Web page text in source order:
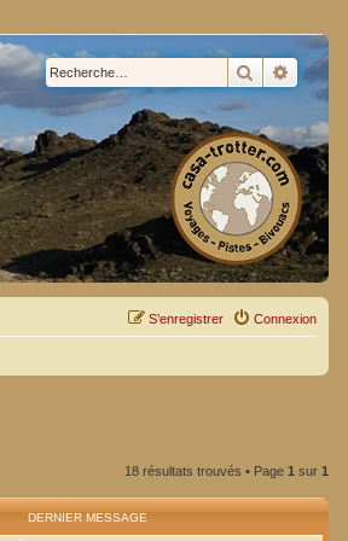
Rechercher
Connexion
S’enregistrer
18 résultats trouvés • Page 1 sur 1
DERNIER MESSAGE